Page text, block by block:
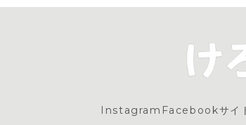
Instagram Facebookサイ